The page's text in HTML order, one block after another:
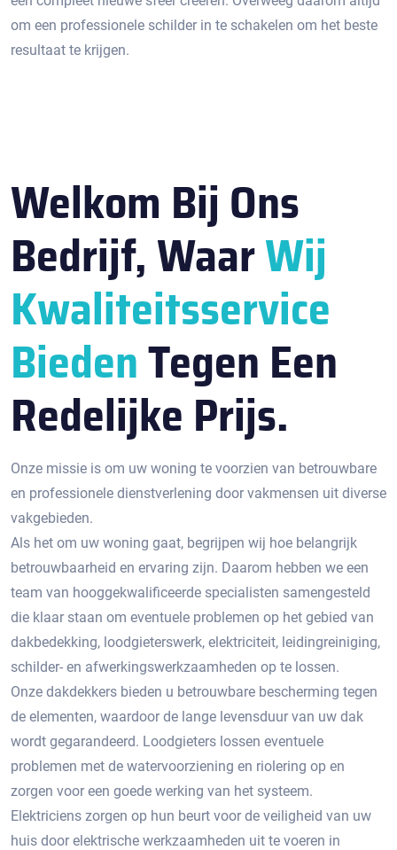
om een professionele schilder in te schakelen om het beste
resultaat te krijgen.​
Welkom Bij Ons
Bedrijf, WaarWij
Kwaliteitsservice
BiedenTegen Een
Redelijke Prijs.
Onze missie is om uw woning te voorzien van betrouwbare
en professionele dienstverlening door vakmensen uit diverse
vakgebieden.
Als het om uw woning gaat, begrijpen wij hoe belangrijk
betrouwbaarheid en ervaring zijn. Daarom hebben we een
team van hooggekwalificeerde specialisten samengesteld
die klaar staan om eventuele problemen op het gebied van
dakbedekking, loodgieterswerk, elektriciteit, leidingreiniging,
schilder- en afwerkingswerkzaamheden op te lossen.
Onze dakdekkers bieden u betrouwbare bescherming tegen
de elementen, waardoor de lange levensduur van uw dak
wordt gegarandeerd. Loodgieters lossen eventuele
problemen met de watervoorziening en riolering op en
zorgen voor een goede werking van het systeem.
Elektriciens zorgen op hun beurt voor de veiligheid van uw
huis door elektrische werkzaamheden uit te voeren in